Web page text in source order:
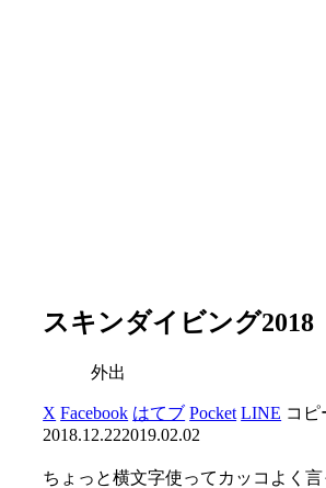
スキンダイビング2018
外出
X Facebook はてブ Pocket LINE コピ
2018.12.222019.02.02
ちょっと横文字使ってカッコよく言